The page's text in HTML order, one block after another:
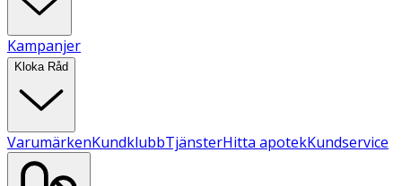
Kampanjer
Kloka Råd
VarumärkenKundklubbTjänsterHitta apotekKundservice